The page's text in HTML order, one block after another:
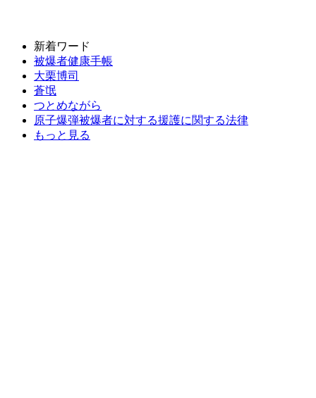
新着ワード
被爆者健康手帳
大栗博司
蒼氓
つとめながら
原子爆弾被爆者に対する援護に関する法律
もっと見る